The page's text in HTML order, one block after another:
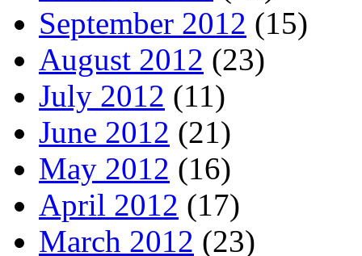
September 2012 (15)
August 2012 (23)
July 2012 (11)
June 2012 (21)
May 2012 (16)
April 2012 (17)
March 2012 (23)